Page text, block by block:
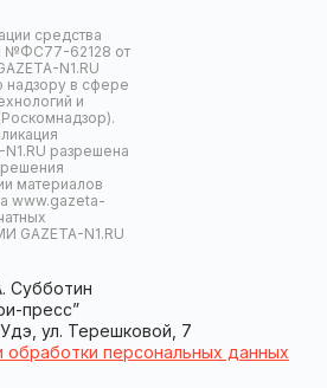
средства
№ФС77-62128 от
N1.RU
в сфере
и
разрешена
материалов
www.gazeta-
GAZETA-N1.RU
Субботин
пресс”
ул. Терешковой, 7
обработки персональных данных